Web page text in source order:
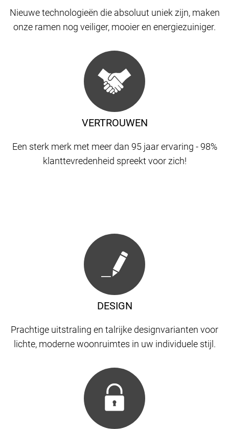
VERTROUWEN
Een sterk merk met meer dan 95 jaar ervaring - 98%
klanttevredenheid spreekt voor zich!
Nieuwe technologieën die absoluut uniek zijn, maken
onze ramen nog veiliger, mooier en energiezuiniger.
DESIGN
Prachtige uitstraling en talrijke designvarianten voor
lichte, moderne woonruimtes in uw individuele stijl.